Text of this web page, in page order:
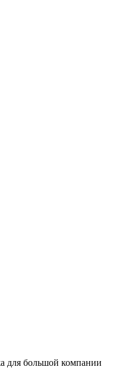
для большой компании